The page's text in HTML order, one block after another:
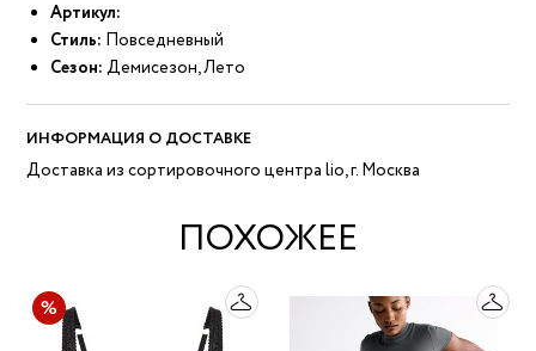
Артикул:
Стиль: Повседневный
Сезон: Демисезон, Лето
ИНФОРМАЦИЯ О ДОСТАВКЕ
Доставка из сортировочного центра lio, г. Москва
ПОХОЖЕЕ